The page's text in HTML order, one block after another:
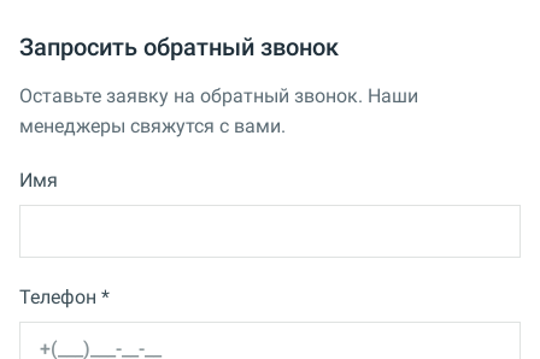
Запросить обратный звонок
Оставьте заявку на обратный звонок. Наши
менеджеры свяжутся с вами.
Имя
Телефон *